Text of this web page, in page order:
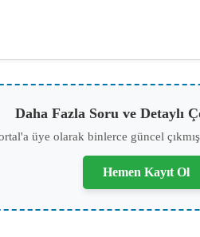
Daha Fazla Soru ve Detaylı
üye olarak binlerce güncel
Hemen Kayıt Ol